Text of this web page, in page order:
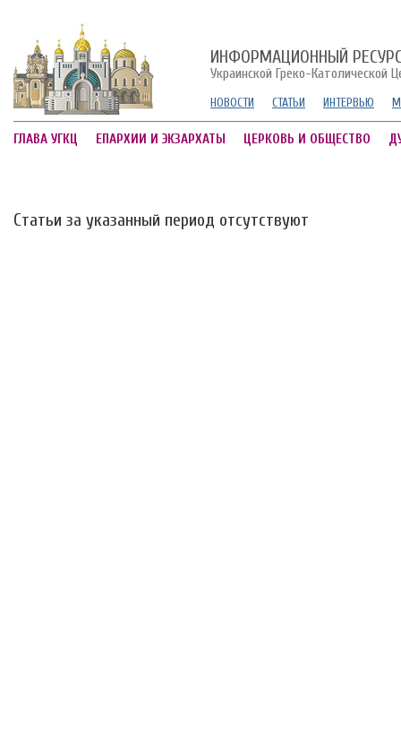
ИНФОРМАЦИОННЫЙ
Украинской Греко-Католической
НОВОСТИ СТАТЬИ ИНТЕРВЬЮ
ГЛАВА УГКЦ ЕПАРХИИ И ЭКЗАРХАТЫ ЦЕРКОВЬ И ОБЩЕСТВО
Статьи за указанный период отсутствуют